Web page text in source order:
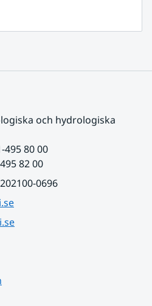
och hydrologiska
495 80 00
82 00
0696